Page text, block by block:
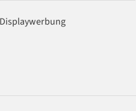
Displaywerbung